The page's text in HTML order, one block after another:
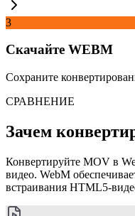
3
Скачайте WEBM
Сохраните
СРАВНЕНИЕ
Зачем
Конвертируйте MOV в
видео. WebM
встраивания HTML5-